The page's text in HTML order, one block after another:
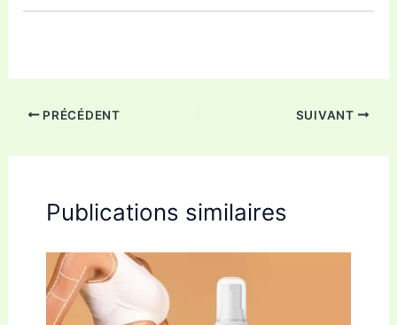
PRÉCÉDENT SUIVANT
Publications similaires